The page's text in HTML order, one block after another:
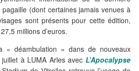
(dont certaines jamais venues à
sont présents pour cette édition,
millions d’euros.
« déambulation » dans de nouveaux
à LUMA Arles avec L’Apocalypse